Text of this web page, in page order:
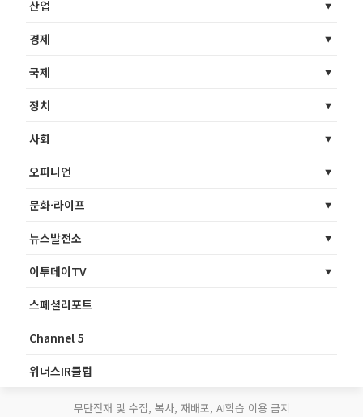
산업
경제
국제
정치
사회
오피니언
문화·라이프
뉴스발전소
이투데이TV
스페셜리포트
Channel 5
위너스IR클럽
무단전재 및 수집, 복사, 재배포, AI학습 이용 금지